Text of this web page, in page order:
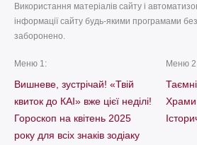
Використання матеріалів сайту і
інформації сайту будь-якими програмами
заборонено.
Меню 1:
Вишневе, зустрічай! «Твій
квиток до КАІ» вже цієї неділі!
Гороскоп на квітень 2025
року для всіх знаків зодіаку
Меню
Храми